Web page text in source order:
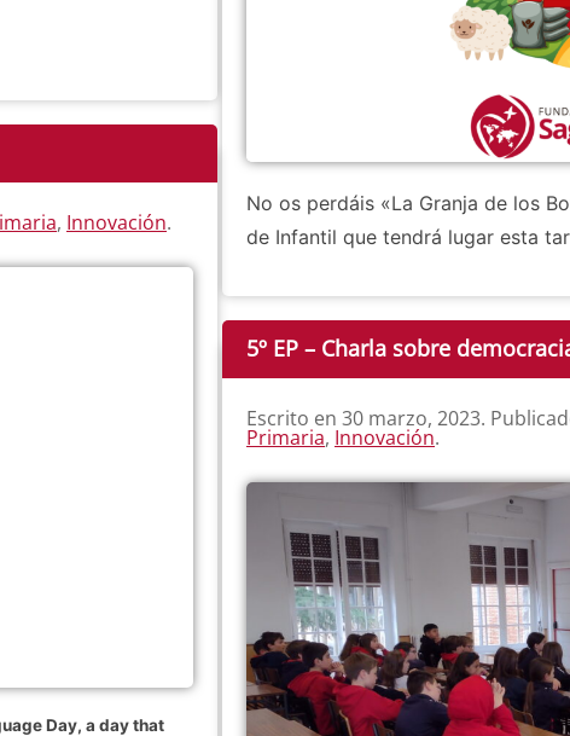
No os perdáis «La Granja de los
de Infantil que tendrá lugar esta
, Innovación.
Day, a day that
5º EP – Charla sobre
Escrito en 30 marzo, 2023.
Primaria, Innovación.